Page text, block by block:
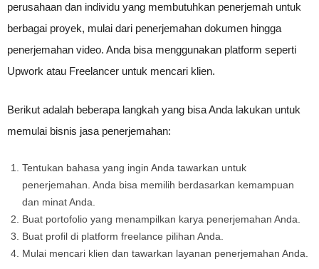
perusahaan dan individu yang membutuhkan penerjemah untuk
berbagai proyek, mulai dari penerjemahan dokumen hingga
penerjemahan video. Anda bisa menggunakan platform seperti
Upwork atau Freelancer untuk mencari klien.
Berikut adalah beberapa langkah yang bisa Anda lakukan untuk
memulai bisnis jasa penerjemahan:
Tentukan bahasa yang ingin Anda tawarkan untuk
penerjemahan. Anda bisa memilih berdasarkan kemampuan
dan minat Anda.
Buat portofolio yang menampilkan karya penerjemahan Anda.
Buat profil di platform freelance pilihan Anda.
Mulai mencari klien dan tawarkan layanan penerjemahan Anda.